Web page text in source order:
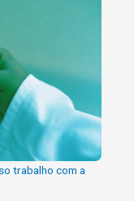
trabalho com a